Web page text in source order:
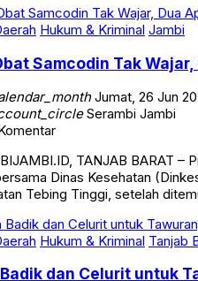
Hukum & Kriminal Jambi
Samcodin Tak
Jumat, 26 Jun
Serambi Jambi
TANJAB BARAT –
Dinas Kesehatan
Tebing Tinggi, setelah
Hukum & Kriminal Tanjab
dan Celurit untuk